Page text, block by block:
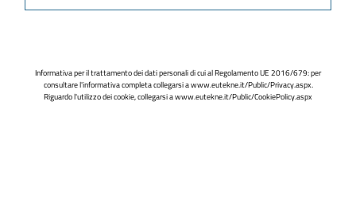
Informativa per il trattamento dei dati personali di cui al Regolamento UE 2016/679: per
consultare l'informativa completa collegarsi awww.eutekne.it/Public/Privacy.aspx.
Riguardo l'utilizzo dei cookie, collegarsi awww.eutekne.it/Public/CookiePolicy.aspx